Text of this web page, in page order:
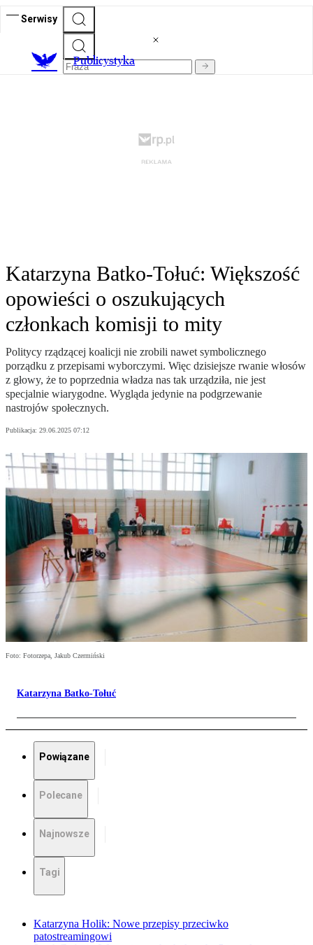
Serwisy
Publicystyka
Katarzyna Batko-Tołuć: Większość
opowieści o oszukujących
członkach komisji to mity
Politycy rządzącej koalicji nie zrobili nawet symbolicznego
porządku z przepisami wyborczymi. Więc dzisiejsze rwanie włosów
z głowy, że to poprzednia władza nas tak urządziła, nie jest
specjalnie wiarygodne. Wygląda jedynie na podgrzewanie
nastrojów społecznych.
Publikacja: 29.06.2025 07:12
Foto: Fotorzepa, Jakub Czermiński
Katarzyna Batko-Tołuć
Powiązane
Polecane
Najnowsze
Tagi
Katarzyna Holik: Nowe przepisy przeciwko
patostreamingowi